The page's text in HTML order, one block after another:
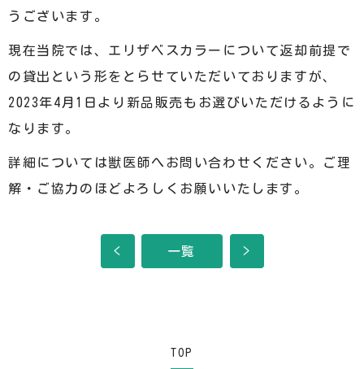
うございます。
現在当院では、エリザベスカラーについて返却前提で
の貸出という形をとらせていただいておりますが、
2023年4月1日より 新品販売もお選びいただけるように
なります。
詳細については獣医師へお問い合わせください。ご理
解・ご協力のほどよろしくお願いいたします。
< 一覧 >
TOP